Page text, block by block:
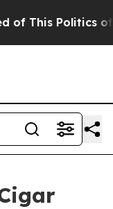
This Politics of